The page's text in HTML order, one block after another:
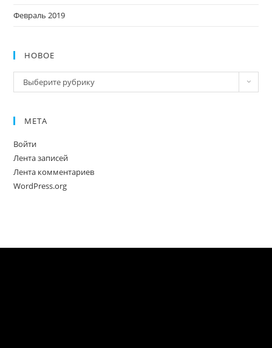
Февраль 2019
НОВОЕ
Новое
Выберите рубрику
МЕТА
Войти
Лента записей
Лента комментариев
WordPress.org